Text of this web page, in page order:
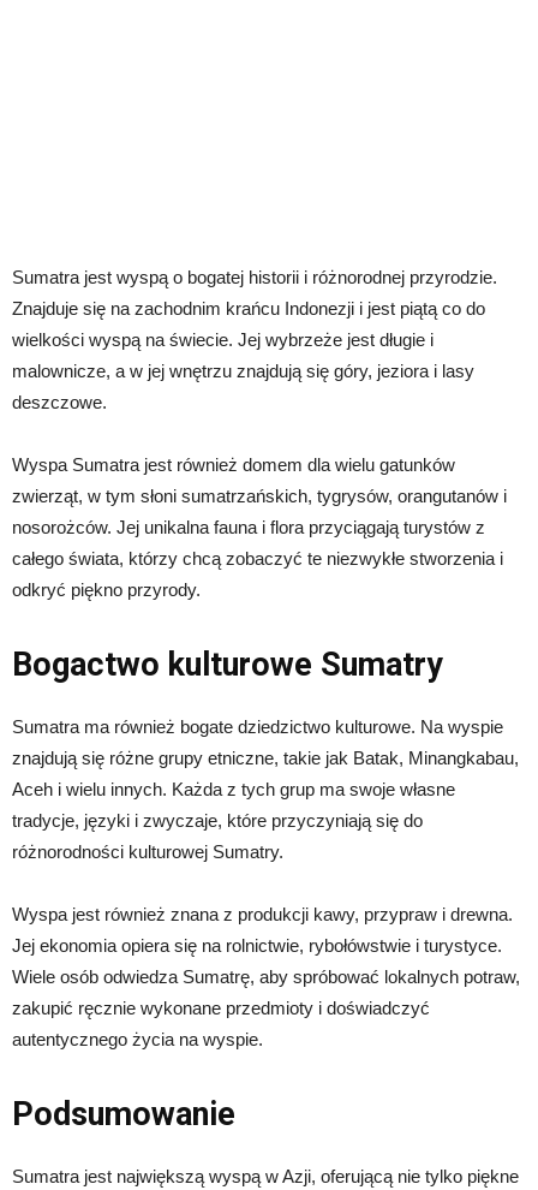
Sumatra jest wyspą o bogatej historii i różnorodnej przyrodzie.
Znajduje się na zachodnim krańcu Indonezji i jest piątą co do
wielkości wyspą na świecie. Jej wybrzeże jest długie i
malownicze, a w jej wnętrzu znajdują się góry, jeziora i lasy
deszczowe.
Wyspa Sumatra jest również domem dla wielu gatunków
zwierząt, w tym słoni sumatrzańskich, tygrysów, orangutanów i
nosorożców. Jej unikalna fauna i flora przyciągają turystów z
całego świata, którzy chcą zobaczyć te niezwykłe stworzenia i
odkryć piękno przyrody.
Bogactwo kulturowe Sumatry
Sumatra ma również bogate dziedzictwo kulturowe. Na wyspie
znajdują się różne grupy etniczne, takie jak Batak, Minangkabau,
Aceh i wielu innych. Każda z tych grup ma swoje własne
tradycje, języki i zwyczaje, które przyczyniają się do
różnorodności kulturowej Sumatry.
Wyspa jest również znana z produkcji kawy, przypraw i drewna.
Jej ekonomia opiera się na rolnictwie, rybołówstwie i turystyce.
Wiele osób odwiedza Sumatrę, aby spróbować lokalnych potraw,
zakupić ręcznie wykonane przedmioty i doświadczyć
autentycznego życia na wyspie.
Podsumowanie
Sumatra jest największą wyspą w Azji, oferującą nie tylko piękne